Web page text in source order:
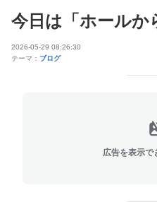
今日は「ホールか
2026-05-29 08:26:30
テーマ： ブログ
広告を表示で